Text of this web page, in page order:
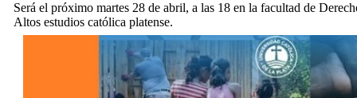
Será el próximo martes 28 de abril, a las 18 en la facultad de
Altos estudios católica platense.